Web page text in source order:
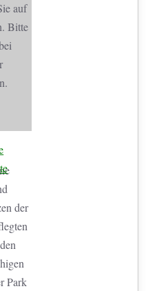
auf
Bitte
der
Park